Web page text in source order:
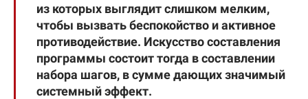
из которых выглядит слишком мелким,
чтобы вызвать беспокойство и активное
противодействие. Искусство составления
программы состоит тогда в составлении
набора шагов, в сумме дающих значимый
системный эффект.